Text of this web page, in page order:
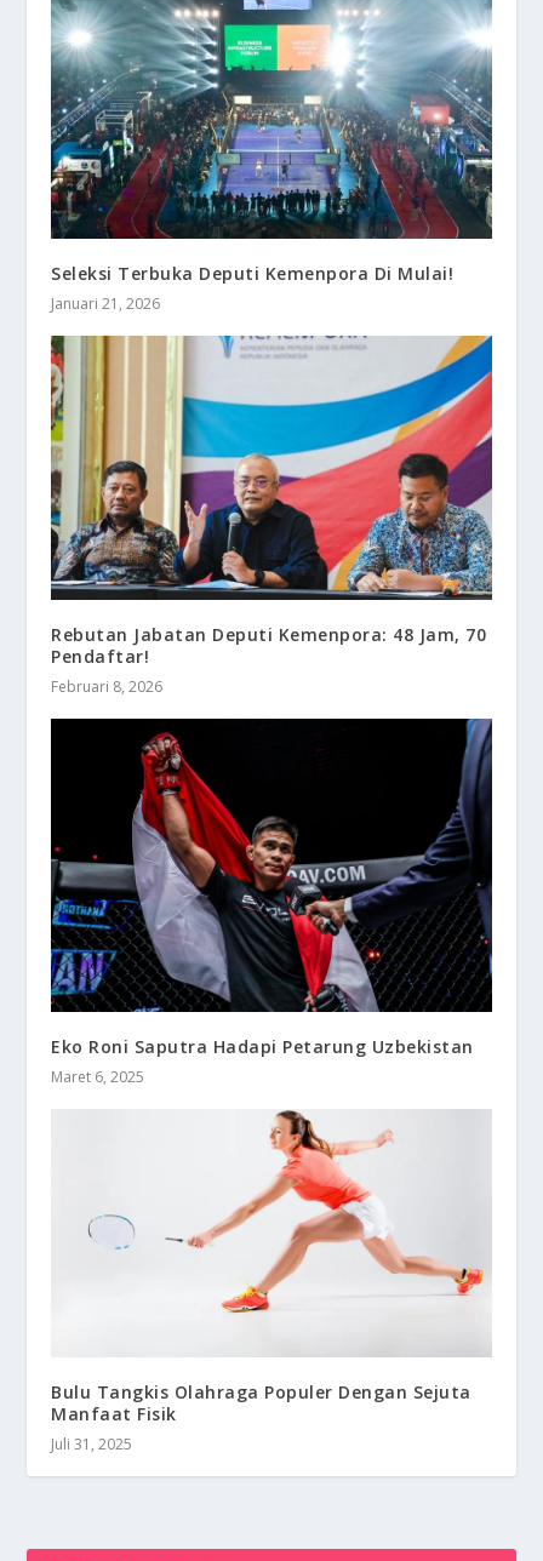
Seleksi Terbuka Deputi Kemenpora Di Mulai!
Januari 21, 2026
Rebutan Jabatan Deputi Kemenpora: 48 Jam, 70
Pendaftar!
Februari 8, 2026
Eko Roni Saputra Hadapi Petarung Uzbekistan
Maret 6, 2025
Bulu Tangkis Olahraga Populer Dengan Sejuta
Manfaat Fisik
Juli 31, 2025